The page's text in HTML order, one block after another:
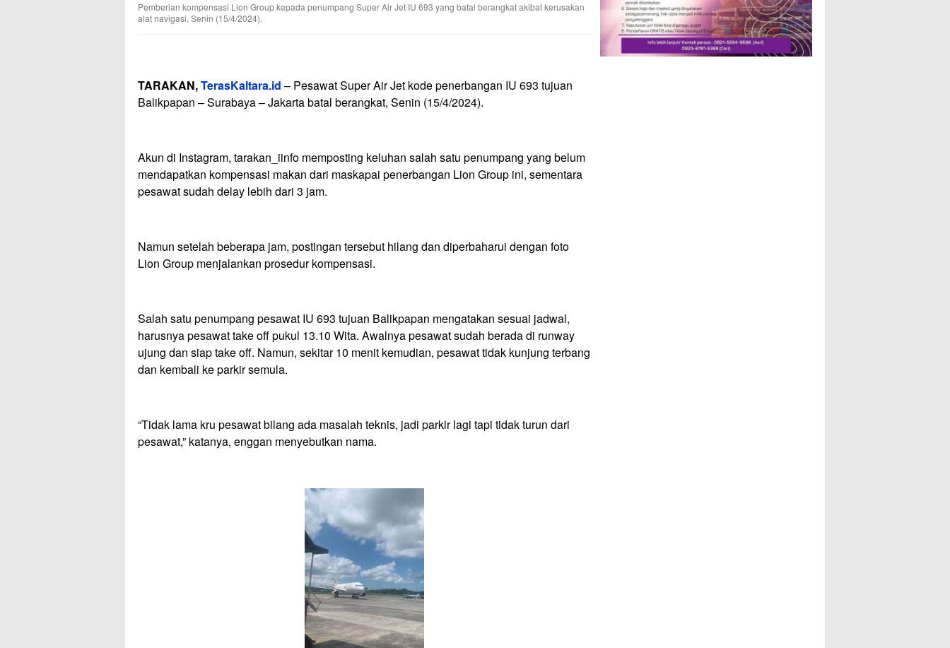
Pemberian kompensasi Lion Group kepada penumpang Super Air Jet IU 693 yang batal berangkat akibat kerusakan
alat navigasi, Senin (15/4/2024).
TARAKAN,TerasKaltara.id – Pesawat Super Air Jet kode penerbangan IU 693 tujuan
Balikpapan – Surabaya – Jakarta batal berangkat, Senin (15/4/2024).
Akun di Instagram, tarakan_iinfo memposting keluhan salah satu penumpang yang belum
mendapatkan kompensasi makan dari maskapai penerbangan Lion Group ini, sementara
pesawat sudah delay lebih dari 3 jam.
Namun setelah beberapa jam, postingan tersebut hilang dan diperbaharui dengan foto
Lion Group menjalankan prosedur kompensasi.
Salah satu penumpang pesawat IU 693 tujuan Balikpapan mengatakan sesuai jadwal,
harusnya pesawat take off pukul 13.10 Wita. Awalnya pesawat sudah berada di runway
ujung dan siap take off. Namun, sekitar 10 menit kemudian, pesawat tidak kunjung terbang
dan kembali ke parkir semula.
“Tidak lama kru pesawat bilang ada masalah teknis, jadi parkir lagi tapi tidak turun dari
pesawat,” katanya, enggan menyebutkan nama.